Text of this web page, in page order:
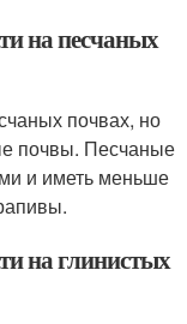
на песчаных
почвах, но
почвы. Песчаные
и иметь меньше
на глинистых